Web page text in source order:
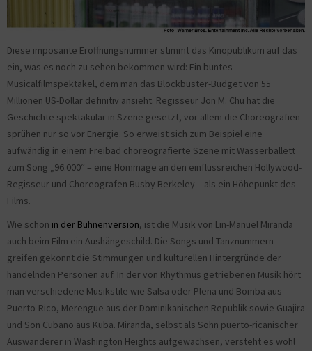
Diese imposante Eröffnungsnummer stimmt das Kinopublikum auf das
ein, was es noch zu sehen bekommen wird: Ein buntes
Musicalfilmspektakel, dem man das Blockbuster-Budget von 55
Millionen US-Dollar definitiv ansieht. Regisseur Jon M. Chu hat die
Geschichte spektakulär in Szene gesetzt, vor allem die Choreografien
sprühen nur so vor Energie. So erweist sich zum Beispiel eine
aufwändig in einem Freibad choreografierte Szene mit Wasserballett
zum Song „96.000“ – eine Hommage an den einflussreichen Hollywood-
Regisseur und Choreografen Busby Berkeley – als ein Höhepunkt des
Films.
Wie schon in der Bühnenversion, ist die Musik von Lin-Manuel Miranda
auch beim Film ein Aushängeschild. Die Songs und Tanznummern
greifen gekonnt die Stimmungen und kulturellen Hintergründe der
handelnden Personen auf. In der von Rhythmus getriebenen Musik hört
man verschiedene Musikstile wie Salsa oder Plena und Bomba aus
Puerto-Rico, Merengue aus der Dominikanischen Republik sowie Guajira
und Son Cubano aus Kuba. Miranda, selbst als Sohn puerto-ricanischer
Auswanderer in Washington Heights aufgewachsen, versteht es wohl